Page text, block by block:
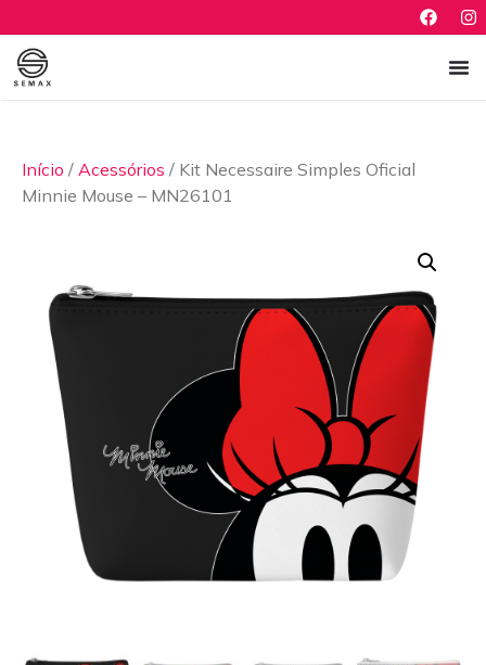
Início / Acessórios / Kit Necessaire Simples Oficial
Minnie Mouse – MN26101